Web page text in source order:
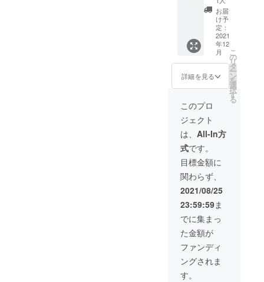
に加
工、冷
凍でお
届けす
るプロ
ジェク
【cateri
ng for
me! 】
人であ
り、自
らも料
理を提
供し、
人気と
なって
いる。
者や
アー
ティス
トらと
国を超
えた取
り組み
など、
ナーと
じた交
流をは
子ども
の美術
教育コ
ンテン
ツ ココ
勢丹新
宿店)の
東北食
べる通
市)の連
で、自
然乾
燥。完
了の目
安は表
面にシ
ワがた
でき、
振ると
が転が
るのが
わかる
程度。
※但し、
生食限
定のと
うがら
しでは
乾燥保
存は不
可。
る。水
分は傷
みの原
因にな
るた
め、拭
凍保
存：1つ
ラップ
にくる
む。 乾
燥保
存：で
きるだ
け重な
らない
ように
並べて
置く。
風通し
の良い
日陰の
場所
で、自
然乾
燥。完
存：乾
燥しな
いよう
に保存
袋や
ラップ
し、野
菜室に
る。水
分は傷
みの原
因にな
め、拭
きと
る。 冷
凍保
存：1つ
ずつ
ラップ
にくる
む。 乾
燥保
存：で
きるだ
け重な
など 保
存方
法） 冷
蔵保
存：乾
燥しな
いよう
に保存
で密閉
菜室に
入れ
分は傷
みの原
因にな
るた
め、拭
る。 冷
凍保
ずつ
ラップ
む。
が話題
となっ
ていま
す。 わ
たした
ちと同
じさい
たま市
活動を
おり、
今回十
色のと
うがら
しを
使っ
て、
「世界
発行ジ
ン
ジャー
エール
を作る
ことと
なりま
らしを
試して
みた
い、ど
んな畑
で作ら
れてい
るのか
見てみ
はぜ
ひ！自
分で収
穫した
とうが
らしの
おいし
さは格
別！ 畑
でお会
いでき
るのを
楽しみ
にして
おりま
す🌶 詳
細） ・
ダン
け予
定） わ
たした
ちがと
うがら
しを育
てる
畑、現
在名前
ていな
いの
で、そ
れに名
前をつ
けても
らえま
せん
か。
日々の
作業の
中で、
名前を
呼ぶ機
会があ
ること
はもち
ろんの
お届
け予
定：
2021
年12
月
詳細を見る
こ
の
リ
タ
ー
ン
を
選
択
す
る
このプロ
ジェクト
は、 All-In方
式です。
目標金額に
関わらず、
2021/08/25
23:59:59ま
でに集まっ
た金額が
ファンディ
ングされま
す。